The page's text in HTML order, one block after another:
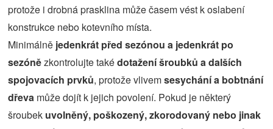
protože i drobná prasklina může časem vést k oslabení
konstrukce nebo kotevního místa.
Minimálně jedenkrát před sezónou a jedenkrát po
sezónězkontrolujte takédotažení šroubků a dalších
spojovacích prvků, protože vlivemsesychání a bobtnání
dřeva může dojít k jejich povolení. Pokud je některý
šroubek uvolněný, poškozený, zkorodovaný nebo jinak